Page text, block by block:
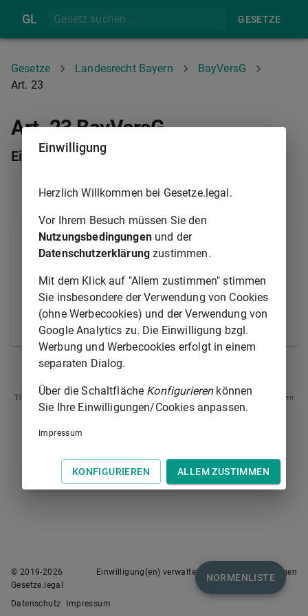
GL GESETZE
Gesetze Landesrecht Bayern
BayVersG
Art. 23
Art. 23 BayVersG
Einschränkung von Grundrechten
Die Grundrechte der Versammlungsfreiheit (
Abs. 1 des Grundgesetzes , Art. 113
Verfassung ) und der Meinungsfreiheit ( Art. 5
Abs. 1 Satz 1 des Grundgesetzes , Art. 110 Abs. 1
Satz 1 der Verfassung
) werden nach Maßgabe
dieses Gesetzes eingeschränkt.
ART. 22
Tipp
: Swipen Sie auf dem Bildschirm links oder rechts zur Navigation zwischen
Normen.
NORMENLISTE
© 2019-2026
Gesetze.legal
Einwilligung(en) verwalten Nutzungsbedingungen
Datenschutz Impressum
Einwilligung
Herzlich Willkommen bei Gesetze.legal.
Vor Ihrem Besuch müssen Sie den
Nutzungsbedingungenund der
Datenschutzerklärung zustimmen.
Mit dem Klick auf "Allem zustimmen" stimmen
Sie insbesondere der Verwendung von Cookies
(ohne Werbecookies) und der Verwendung von
Google Analytics zu. Die Einwilligung bzgl.
Werbung und Werbecookies erfolgt in einem
separaten Dialog.
Über die Schaltfläche Konfigurierenkönnen
Sie Ihre Einwilligungen/Cookies anpassen.
Impressum
KONFIGURIEREN ALLEM ZUSTIMMEN